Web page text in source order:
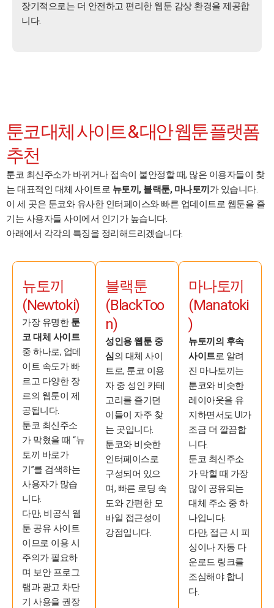
장기적으로는 더 안전하고 편리한 웹툰 감상 환경을 제공합
니다.
툰코 대체 사이트 & 대안 웹툰 플랫폼
추천
툰코 최신주소가 바뀌거나 접속이 불안정할 때, 많은 이용자들이 찾
는 대표적인 대체 사이트로 뉴토끼, 블랙툰, 마나토끼가 있습니다.
이 세 곳은 툰코와 유사한 인터페이스와 빠른 업데이트로 웹툰을 즐
기는 사용자들 사이에서 인기가 높습니다.
아래에서 각각의 특징을 정리해드리겠습니다.
뉴토끼
(Newtoki)
가장 유명한 툰
코 대체 사이트
중 하나로, 업데
이트 속도가 빠
르고 다양한 장
르의 웹툰이 제
공됩니다.
툰코 최신주소
가 막혔을 때 “뉴
토끼 바로가
기”를 검색하는
사용자가 많습
니다.
다만, 비공식 웹
툰 공유 사이트
이므로 이용 시
주의가 필요하
며 보안 프로그
램과 광고 차단
기 사용을 권장
블랙툰
(BlackToo
n)
성인용 웹툰 중
심의 대체 사이
트로, 툰코 이용
자 중 성인 카테
고리를 즐기던
이들이 자주 찾
는 곳입니다.
툰코와 비슷한
인터페이스로
구성되어 있으
며, 빠른 로딩 속
도와 간편한 모
바일 접근성이
강점입니다.
마나토끼
(Manatoki
)
뉴토끼의 후속
사이트로 알려
진 마나토끼는
툰코와 비슷한
레이아웃을 유
지하면서도 UI가
조금 더 깔끔합
니다.
툰코 최신주소
가 막힐 때 가장
많이 공유되는
대체 주소 중 하
나입니다.
다만, 접근 시 피
싱이나 자동 다
운로드 링크를
조심해야 합니
다.